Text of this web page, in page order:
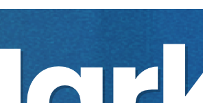
Tür: E-kitap
Basılı